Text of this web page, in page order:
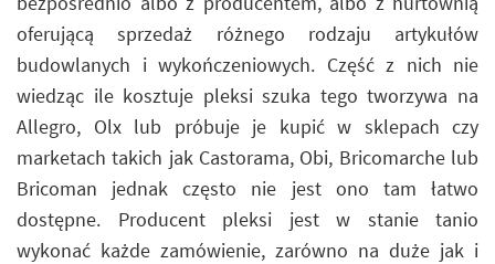
oferującą sprzedaż różnego rodzaju artykułów
budowlanych i wykończeniowych. Część z nich nie
wiedząc ile kosztuje pleksi szuka tego tworzywa na
Allegro, Olx lub próbuje je kupić w sklepach czy
marketach takich jak Castorama, Obi, Bricomarche lub
Bricoman jednak często nie jest ono tam łatwo
dostępne. Producent pleksi jest w stanie tanio
wykonać każde zamówienie, zarówno na duże jak i